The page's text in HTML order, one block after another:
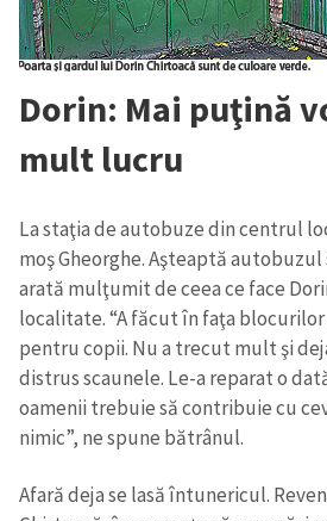
Dorin: Mai puţină
mult lucru
La staţia de autobuze din centrul
moş Gheorghe. Aşteaptă autobuzul
arată mulţumit de ceea ce face
localitate. “A făcut în faţa blocurilor
pentru copii. Nu a trecut mult şi
distrus scaunele. Le-a reparat o
oamenii trebuie să contribuie cu
nimic”, ne spune bătrânul.
Afară deja se lasă întunericul.